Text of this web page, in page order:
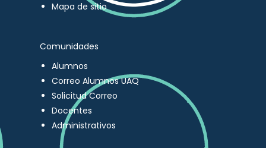
Mapa de sitio
Comunidades
Alumnos
Correo Alumnos UAQ
Solicitud Correo
Docentes
Administrativos